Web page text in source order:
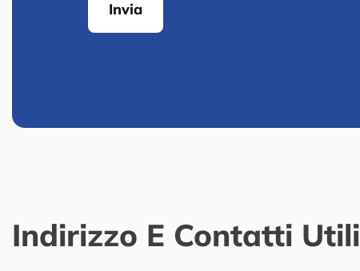
Indirizzo E Contatti Utili